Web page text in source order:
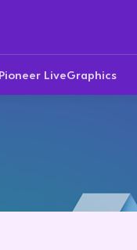
Pioneer LiveGraphics